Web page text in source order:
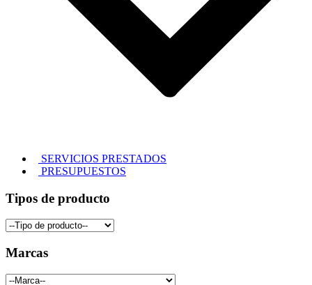
SERVICIOS PRESTADOS
PRESUPUESTOS
Tipos de producto
Marcas